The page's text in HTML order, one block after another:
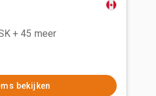
+ 45 meer
bekijken